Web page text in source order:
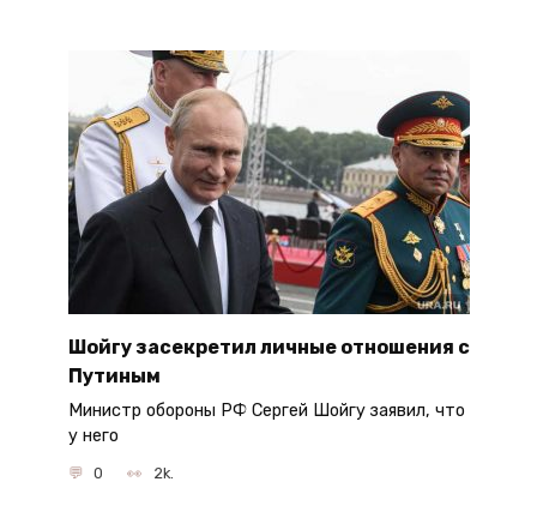
Шойгу засекретил личные отношения с
Путиным
Министр обороны РФ Сергей Шойгу заявил, что
у него
0 2k.